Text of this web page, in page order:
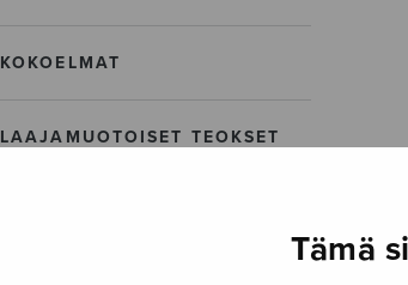
Tämä
KOKOELMAT
LAAJAMUOTOISET TEOKSET